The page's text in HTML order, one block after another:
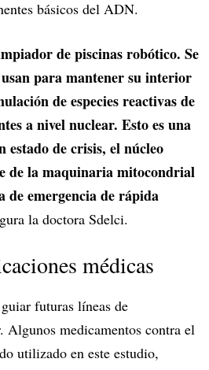
básicos del ADN.
de piscinas robótico. Se
para mantener su interior
de especies reactivas de
a nivel nuclear. Esto es una
estado de crisis, el núcleo
de la maquinaria mitocondrial
de emergencia de rápida
la doctora Sdelci.
médicas
futuras líneas de
Algunos medicamentos contra el
utilizado en este estudio,